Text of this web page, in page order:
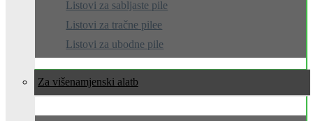
Listovi za sabljaste pile
Listovi za tračne pilee
Listovi za ubodne pile
Za višenamjenski alat